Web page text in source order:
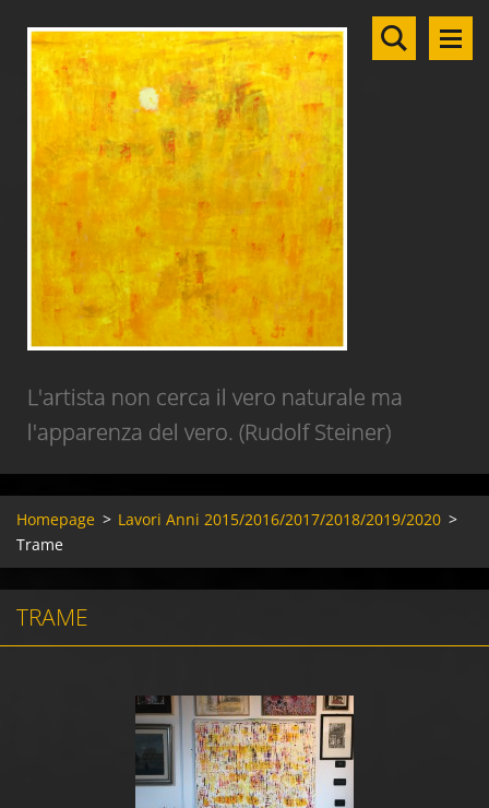
L'artista non cerca il vero naturale ma
l'apparenza del vero. (Rudolf Steiner)
Homepage > Lavori Anni 2015/2016/2017/2018/2019/2020 >
Trame
TRAME